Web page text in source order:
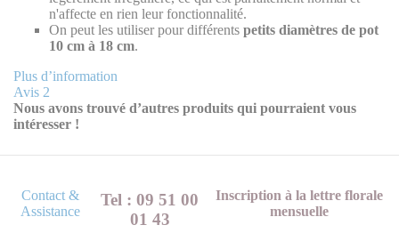
n'affecte en rien leur fonctionnalité.
On peut les utiliser pour différents petits diamètres de pot
10 cm à 18 cm.
Plus d’information
Avis 2
Nous avons trouvé d’autres produits qui pourraient vous
intéresser !
Contact &
Assistance
Tel : 09 51 00
01 43
Inscription à la lettre florale
mensuelle